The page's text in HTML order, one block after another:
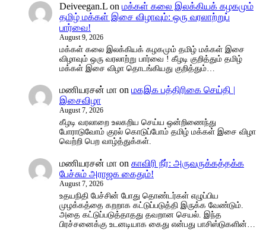
Deiveegan.L on மக்கள் கலை இலக்கியக் கழகமும்
தமிழ் மக்கள் இசை விழாவும்: ஒரு வரலாற்றுப்
பார்வை!
August 9, 2026
மக்கள் கலை இலக்கியக் கழகமும் தமிழ் மக்கள் இசை
விழாவும் ஒரு வரலாற்று பார்வை ! கீழடி குறித்தும் தமிழ்
மக்கள் இசை விழா தொடங்கியது குறித்தும்…
மணியரசன் மா on மகஇக பத்திரிகை செய்தி |
இசைவிழா
August 7, 2026
கீழடி வரலாறை உலகறிய செய்ய ஒன்றிணைந்து
போராடுவோம் குரல் கொடுப்போம் தமிழ் மக்கள் இசை விழா
வெற்றி பெற வாழ்த்துக்கள்.
மணியரசன் மா on காவிரி நீர்: அருவருக்கத்தக்க
பேச்சும் அராஜக கைதும்!
August 7, 2026
உதயநிதி பேச்சின் போது தொண்டர்கள் எழுப்பிய
முழக்கத்தை கறறாக கட்டுப்படுத்தி இருக்க வேண்டும்.
அதை கட்டுப்படுத்தாதது தவறான செயல். இந்த
பிரச்சனைக்கு உடனடியாக கைது என்பது பாசிஸ்டுகளின்…